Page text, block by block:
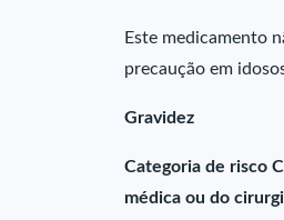
Este medicamento
precaução em
Gravidez
Categoria de risco
médica ou do